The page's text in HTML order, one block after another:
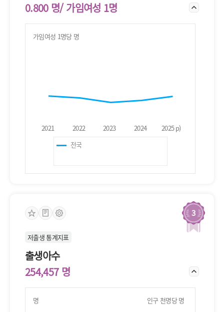
0.800 명/ 가임여성 1명
가임여성 1명당 명
전국
3
저출생 통계지표
출생아수
254,457 명
명 인구 천명당 명